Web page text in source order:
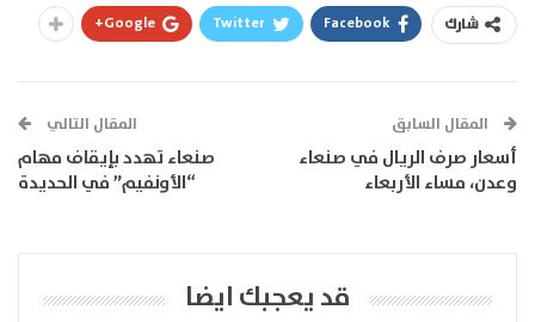
شارك Facebook
Twitter
Google+
المقال السابق
أسعار صرف الريال في صنعاء
وعدن، مساء الأربعاء
المقال التالي
صنعاء تهدد بإيقاف مهام
“الأونفيم” في الحديدة
قد يعجبك ايضا